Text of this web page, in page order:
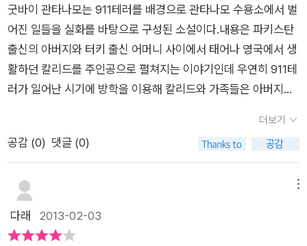
주고 거짓말하고 기만하는 사람입니다. 나는 그런 사람이 되지 않
으렵니다.'폭력과 고문에 대한 분노와 저항속에서 살아나가야한
다는 목적속에서 생각을 많이 하고 있는 모습을 보고 있자니 나는
뭐인가라는 생각이 들었다. 수용소 밖에 가족들의 끊임없는 노력
으로 2년이 지난 후에야 겨우 집으로 돌아오게 된 칼리드는 사람
들 앞에서 관타나모 수용소의 실상을 알리고, 힘겹게 일상생활에
적응하려 노력하는 것으로 끝을 맺는다. 우리나라도 한동안 인권
무러치 않게 자행하던 시절이 문제가 되어 계속해서 뉴스가 되어
서 나오는 것을 보면서 나는 15살이 되는 시점에서 읽다보니 많
은 생각을 한다.탄압을 통한 시각의 발전도 보았고 다른 세계에서
벌어지는 인권문제도 보았고 학교폭력이라는 매스컴에서 좀 더
모 수용소의 모습만을 보여주고 싶었던걸까? 칼리드는 살고 있
는 영국에서는 조금은 무시받고 눈치보면서 살게되는 무슬림이
었다.지금 우리나라에도 모든 인종들이 살고 있지만 다문화 가정
사람들이나 동아시아 사람들은조금 눈에 띄게 다르게 생각한다.
칼리드가 마지막에 모교 연설에서 읽는 편지 같은 연설 내용에는
고 의심의 눈초리를 보내기 때문입니다.이것은 칼리드에게만 해
당되는 내용이 아니다, 우리도 이런 행동을 자신도 모르게 하고
있을지 모른다. 모두 똑같은 사람이고 같이 살아가고 있는 것인
데, 칼리드는 문명 사회에서 그 반대쪽의 어두운 전면적인 모습을
보여주게 되는관타나모 수용소에서 끔찍한 2년을 보내게 된다.
악몽만 같았을 2년.지금 모든 것이 발전되었다고 믿는 우리, 하지
인간적이고 모욕적인 고문과 폭행을 당하면서 2년이라는 시간이
흐른다.그러다 가족과 사람들의 도움으로 기적적으로 석방되어
고향인 영국으로 돌아온다.칼리드는 수용소에서, 너무 평범해서
소중한 줄 모르고 지나쳤던 일상들을 그리워 했다.그리고 칼리드
가 잠을 못자게 하는 고문을 받을 때, 책에서 글자를 뭉게고 겹치
고 찌그리게 만들어 그냥 활자를 읽는 것보다더 생생하게 느껴졌
고 신선했다. 이걸 어떻게 인쇄했을까 라는 궁금증이 들게 한다.
머릿속에서 그려지게 만든다.생생한 활자들을 읽고 있으면 나도
칼리드와 같이 고통스럽고 절망하고 희망을 가지게 된다.이 책을
보고 있으면 한 편의 영화를 보는 것 같은 느낌이 든다.이 책을 보
다가 [라이프 오브 파이] 라는 영화를 보게 되었는데 겹치는 부분
굿바이 관타나모는 911테러를 배경으로 관타나모 수용소에서 벌
어진 일들을 실화를 바탕으로 구성된 소설이다.내용은 파키스탄
출신의 아버지와 터키 출신 어머니 사이에서 태어나 영국에서 생
활하던 칼리드를 주인공으로 펼쳐지는 이야기인데 우연히 911테
러가 일어난 시기에 방학을 이용해 칼리드와 가족들은 아버지의
험하지도, 상상해보지도 못한 일들을 겪게 된다. 우연히 나갔던
거리에서 데모대에 참가했던 칼리드는 테러범으로 오해 받아 괴
가게 된다. 그리고 수용소에서 많은 위협과 고문에 시달린 후 겨
우 2년이 지난 후에야 다시 집으로 돌아오게 된다.책을 읽기 전에
는 실화라는 내용에 대한 호기심으로 첫 장을 펼쳤지만 책을 읽으
더보기
공감 (0) 댓글 (0)
다래 2013-02-03